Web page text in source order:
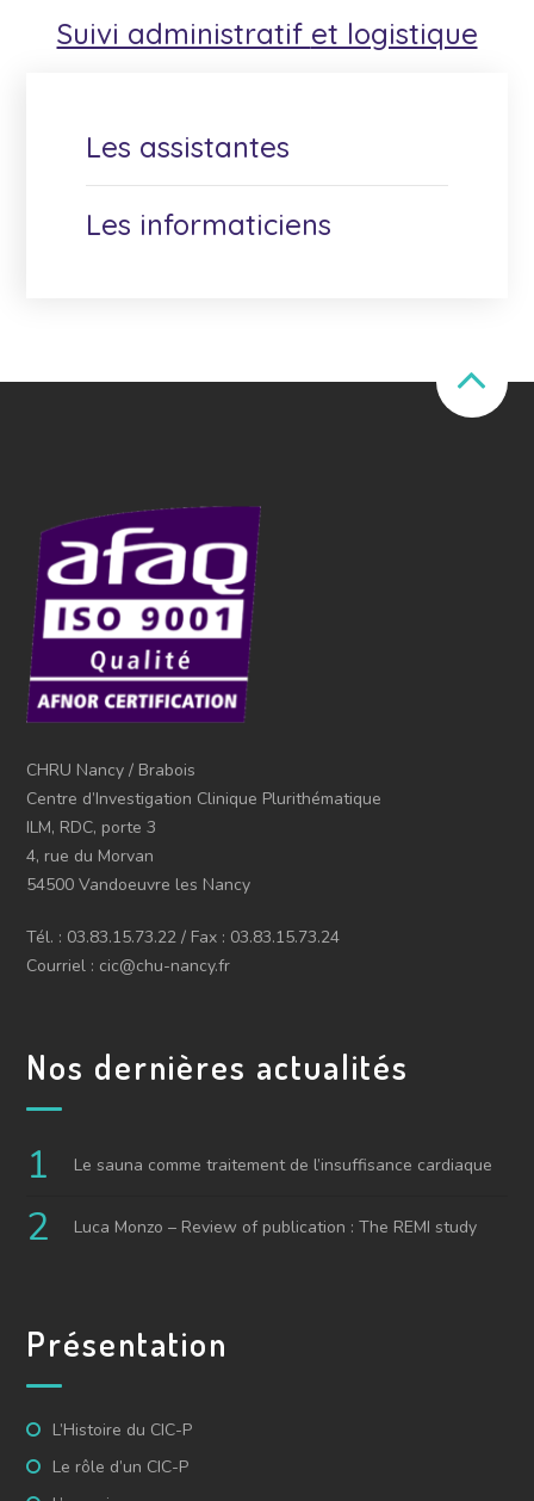
Suivi administratif et logistique
Les assistantes
Les informaticiens
CHRU Nancy / Brabois
Centre d’Investigation Clinique Plurithématique
ILM, RDC, porte 3
4, rue du Morvan
54500 Vandoeuvre les Nancy
Tél. : 03.83.15.73.22 / Fax : 03.83.15.73.24
Courriel : cic@chu-nancy.fr
Nos dernières actualités
Le sauna comme traitement de l’insuffisance cardiaque
Luca Monzo – Review of publication : The REMI study
Présentation
L’Histoire du CIC-P
Le rôle d’un CIC-P